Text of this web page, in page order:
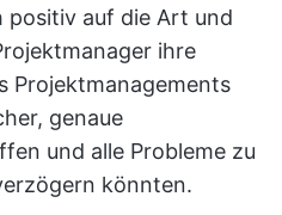
positiv auf die Art und
ihre
Projektmanagements
genaue
und alle Probleme zu
könnten.